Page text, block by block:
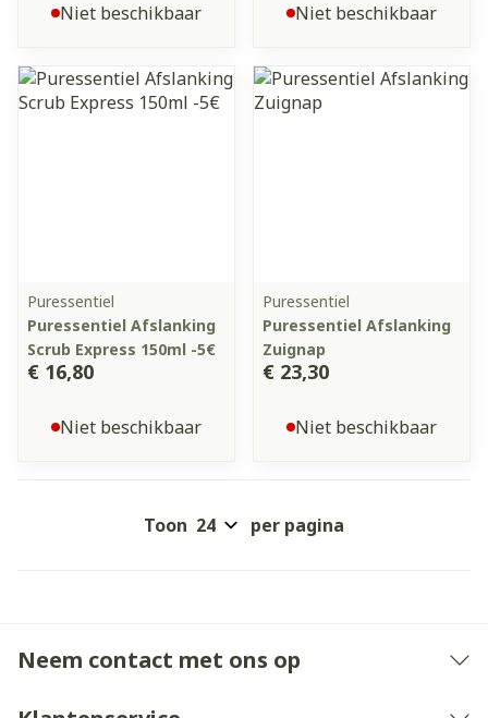
Niet beschikbaar Niet beschikbaar
Puressentiel
Puressentiel Afslanking
Scrub Express 150ml -5€
€ 16,80
Niet beschikbaar
Puressentiel
Puressentiel Afslanking
Zuignap
€ 23,30
Niet beschikbaar
Toon per pagina
Neem contact met ons op